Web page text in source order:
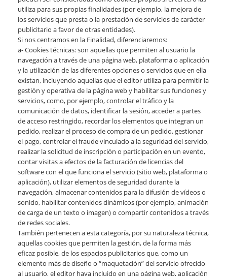
utiliza para sus propias finalidades (por ejemplo, la mejora de
los servicios que presta o la prestación de servicios de carácter
publicitario a favor de otras entidades).
Si nos centramos en la Finalidad, diferenciaremos:
a- Cookies técnicas: son aquellas que permiten al usuario la
navegación a través de una página web, plataforma o aplicación
y la utilización de las diferentes opciones o servicios que en ella
existan, incluyendo aquellas que el editor utiliza para permitir la
gestión y operativa de la página web y habilitar sus funciones y
servicios, como, por ejemplo, controlar el tráfico y la
comunicación de datos, identificar la sesión, acceder a partes
de acceso restringido, recordar los elementos que integran un
pedido, realizar el proceso de compra de un pedido, gestionar
el pago, controlar el fraude vinculado a la seguridad del servicio,
realizar la solicitud de inscripción o participación en un evento,
contar visitas a efectos de la facturación de licencias del
software con el que funciona el servicio (sitio web, plataforma o
aplicación), utilizar elementos de seguridad durante la
navegación, almacenar contenidos para la difusión de vídeos o
sonido, habilitar contenidos dinámicos (por ejemplo, animación
de carga de un texto o imagen) o compartir contenidos a través
de redes sociales.
También pertenecen a esta categoría, por su naturaleza técnica,
aquellas cookies que permiten la gestión, de la forma más
eficaz posible, de los espacios publicitarios que, como un
elemento más de diseño o “maquetación” del servicio ofrecido
al usuario, el editor haya incluido en una página web, aplicación